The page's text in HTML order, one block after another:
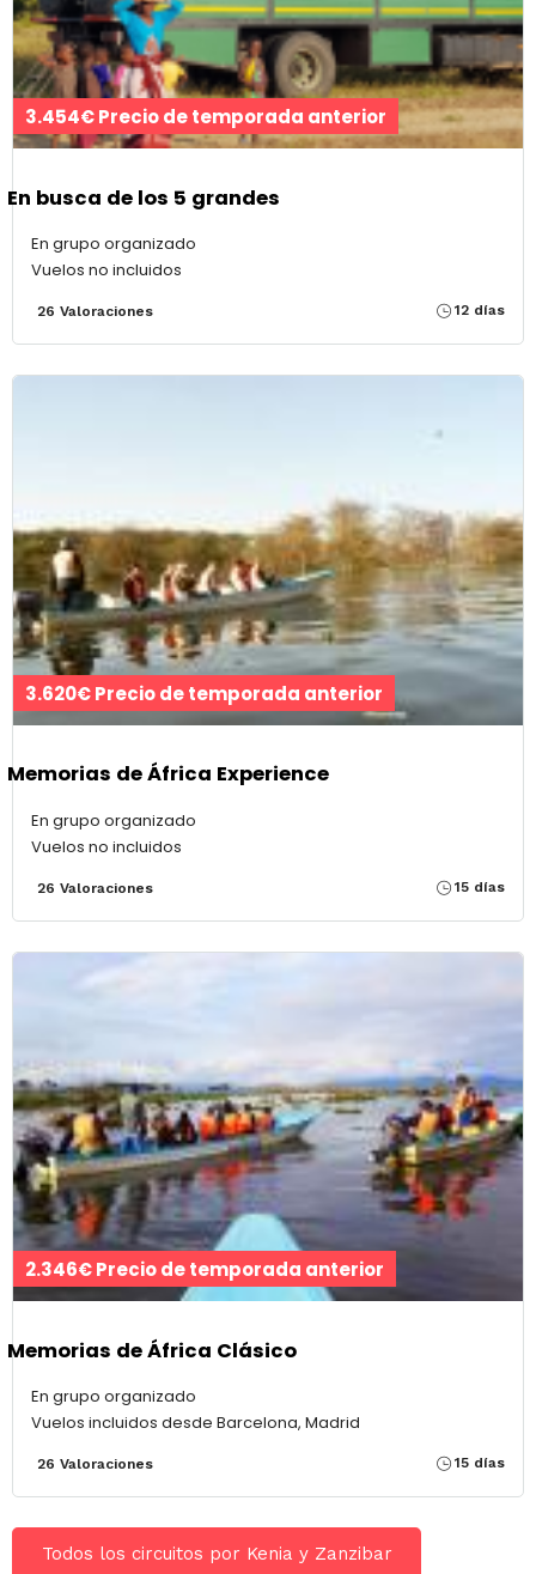
3.454€ Precio de temporada anterior
En busca de los 5 grandes
En grupo organizado
Vuelos no incluidos
26 Valoraciones 12 días
3.620€ Precio de temporada anterior
Memorias de África Experience
En grupo organizado
Vuelos no incluidos
26 Valoraciones 15 días
2.346€ Precio de temporada anterior
Memorias de África Clásico
En grupo organizado
Vuelos incluidos desde Barcelona, Madrid
26 Valoraciones 15 días
Todos los circuitos por Kenia y Zanzibar